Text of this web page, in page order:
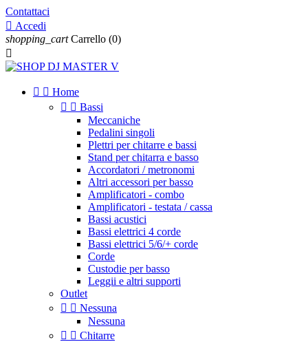
Contattaci
 Accedi
shopping_cart Carrello (0)

  Home
  Bassi
Meccaniche
Pedalini singoli
Plettri per chitarre e bassi
Stand per chitarra e basso
Accordatori / metronomi
Altri accessori per basso
Amplificatori - combo
Amplificatori - testata / cassa
Bassi acustici
Bassi elettrici 4 corde
Bassi elettrici 5/6/+ corde
Corde
Custodie per basso
Leggii e altri supporti
Outlet
  Nessuna
Nessuna
  Chitarre